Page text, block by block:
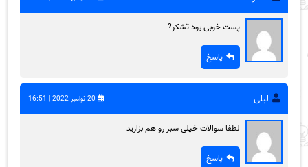
پست خوبی بود تشکر?
پاسخ
لیلی 20 نوامبر 2022 | 16:51
لطفا سوالات خیلی سبز رو هم بزارید
پاسخ